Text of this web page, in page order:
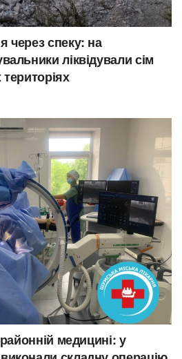
через спеку: на
ліквідували сім
медицині: у